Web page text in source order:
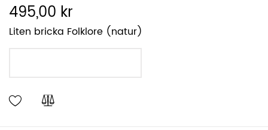
495,00 kr
Liten bricka Folklore (natur)